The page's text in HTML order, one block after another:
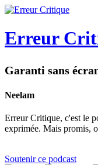
Erreur
Garanti sans
Neelam
Erreur Critique, c'est le
exprimée. Mais promis,
Soutenir ce podcast